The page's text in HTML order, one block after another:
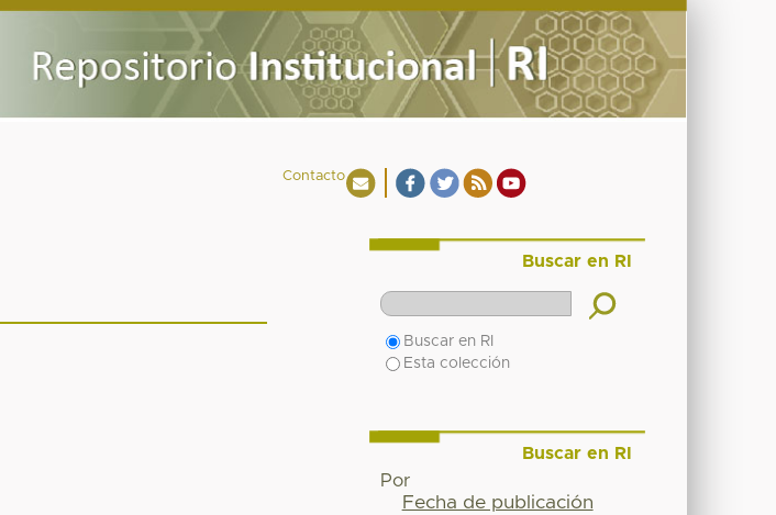
Contacto
Buscar en RI
Buscar en RI
Esta colección
Buscar en RI
Por
Fecha de publicación